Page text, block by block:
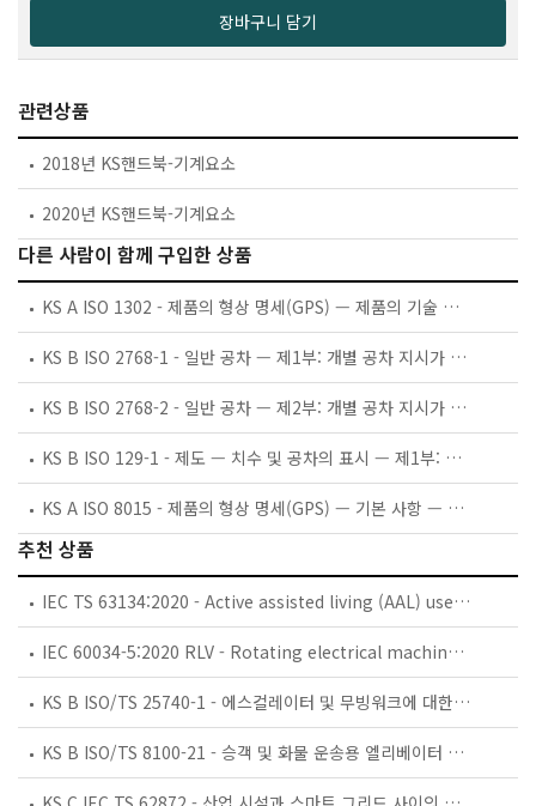
장바구니 담기
관련상품
2018년 KS핸드북-기계요소
2020년 KS핸드북-기계요소
다른 사람이 함께 구입한 상품
KS A ISO 1302 - 제품의 형상 명세(GPS) — 제품의 기술 문서에서 표면의 결에 대한 지시
KS B ISO 2768-1 - 일반 공차 — 제1부: 개별 공차 지시가 없는 선 치수와 각도 치수에 대한 공차
KS B ISO 2768-2 - 일반 공차 — 제2부: 개별 공차 지시가 없는 형체에 대한 기하공차
KS B ISO 129-1 - 제도 — 치수 및 공차의 표시 — 제1부: 일반 원칙
KS A ISO 8015 - 제품의 형상 명세(GPS) — 기본 사항 — 개념, 원칙 및 규칙
추천 상품
IEC TS 63134:2020 - Active assisted living (AAL) use cases
IEC 60034-5:2020 RLV - Rotating electrical machines - Part 5: Degrees of protection provided by the integral design of rotating electrical machines (IP code) - Classification
KS B ISO/TS 25740-1 - 에스컬레이터 및 무빙워크에 대한 안전요건 — 제1부: 세계공통 필수 안전요건(GESRs)
KS B ISO/TS 8100-21 - 승객 및 화물 운송용 엘리베이터 —제21부: 세계공통 필수안전요건(GESRs)을 충족하는 세계공통 안전 파라미터(GSPs)